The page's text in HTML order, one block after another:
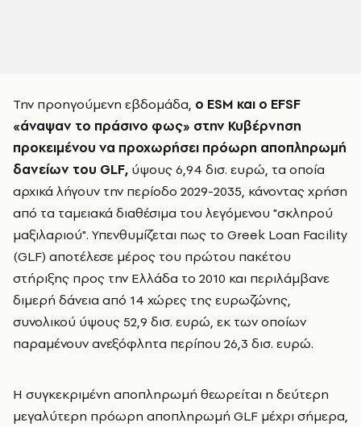
Την προηγούμενη εβδομάδα, ο ESM και ο EFSF
«άναψαν το πράσινο φως» στην Κυβέρνηση
προκειμένου να προχωρήσει πρόωρη αποπληρωμή
δανείων του GLF, ύψους 6,94 δισ. ευρώ, τα οποία
αρχικά λήγουν την περίοδο 2029-2035, κάνοντας χρήση
από τα ταμειακά διαθέσιμα του λεγόμενου "σκληρού
μαξιλαριού". Υπενθυμίζεται πως το Greek Loan Facility
(GLF) αποτέλεσε μέρος του πρώτου πακέτου
στήριξης προς την Ελλάδα το 2010 και περιλάμβανε
διμερή δάνεια από 14 χώρες της ευρωζώνης,
συνολικού ύψους 52,9 δισ. ευρώ, εκ των οποίων
παραμένουν ανεξόφλητα περίπου 26,3 δισ. ευρώ.
Η συγκεκριμένη αποπληρωμή θεωρείται η δεύτερη
μεγαλύτερη πρόωρη αποπληρωμή GLF μέχρι σήμερα,